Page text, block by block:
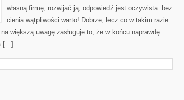
własną firmę, rozwijać ją, odpowiedź jest oczywista: bez
cienia wątpliwości warto! Dobrze, lecz co w takim razie
większą uwagę zasługuje to, że w końcu naprawdę
[…]